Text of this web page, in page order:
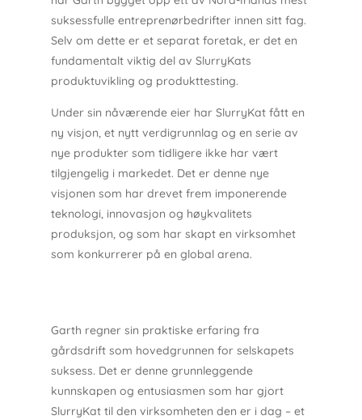
suksessfulle entreprenørbedrifter innen sitt fag.
Selv om dette er et separat foretak, er det en
fundamentalt viktig del av SlurryKats
produktuvikling og produkttesting.
Under sin nåværende eier har SlurryKat fått en
ny visjon, et nytt verdigrunnlag og en serie av
nye produkter som tidligere ikke har vært
tilgjengelig i markedet. Det er denne nye
visjonen som har drevet frem imponerende
teknologi, innovasjon og høykvalitets
produksjon, og som har skapt en virksomhet
som konkurrerer på en global arena.
Garth regner sin praktiske erfaring fra
gårdsdrift som hovedgrunnen for selskapets
suksess. Det er denne grunnleggende
kunnskapen og entusiasmen som har gjort
SlurryKat til den virksomheten den er i dag – et